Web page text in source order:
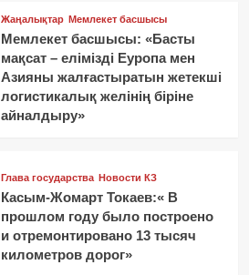
Жаңалықтар Мемлекет басшысы
Мемлекет басшысы: «Басты
мақсат – елімізді Еуропа мен
Азияны жалғастыратын жетекші
логистикалық желінің біріне
айналдыру»
Глава государства Новости КЗ
Касым-Жомарт Токаев:« В
прошлом году было построено
и отремонтировано 13 тысяч
километров дорог»